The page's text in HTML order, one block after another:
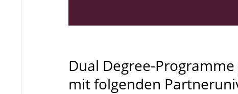
Dual Degree-
mit folgenden